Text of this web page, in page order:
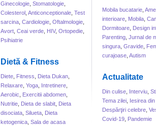
Ginecologie Stomatologie
Colesterol Anticonceptionale Test
sarcina Cardiologie Oftalmologie
Avort Ceai verde HIV, Ortopedie
Psihiatrie
Dietă & Fitness
Diete Fitness Dieta Dukan
Relaxare Yoga Intretinere
Aerobic
Exercitii abdomen
Nutritie Dieta de slabit Dieta
disociata Silueta Dieta
ketogenica Sala de acasa
Mobila bucatarie
interioare Mobila
Dormitoare Design
Parenting Jurnal de
singura Gravide
curajoase Autism
Actualitate
Din culise Interviu
Tema zilei Iesirea
Despărţiri celebre
Covid-19 Pandemie